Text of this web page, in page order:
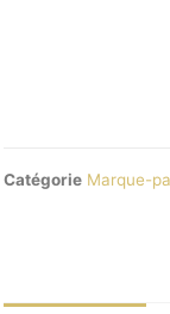
Catégorie Marque-